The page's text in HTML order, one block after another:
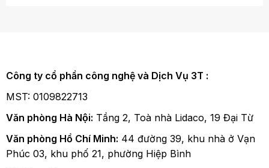
Công ty cổ phần công nghệ và Dịch Vụ 3T :
MST: 0109822713
Văn phòng Hà Nội: Tầng 2, Toà nhà Lidaco, 19 Đại Từ
Văn phòng Hồ Chí Minh: 44 đường 39, khu nhà ở Vạn
Phúc 03, khu phố 21, phường Hiệp Bình